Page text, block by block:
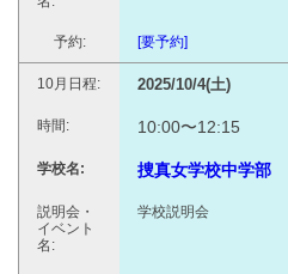
[要予約]
2025/10/4(土)
10:00〜12:15
捜真女学校中学部
学校説明会